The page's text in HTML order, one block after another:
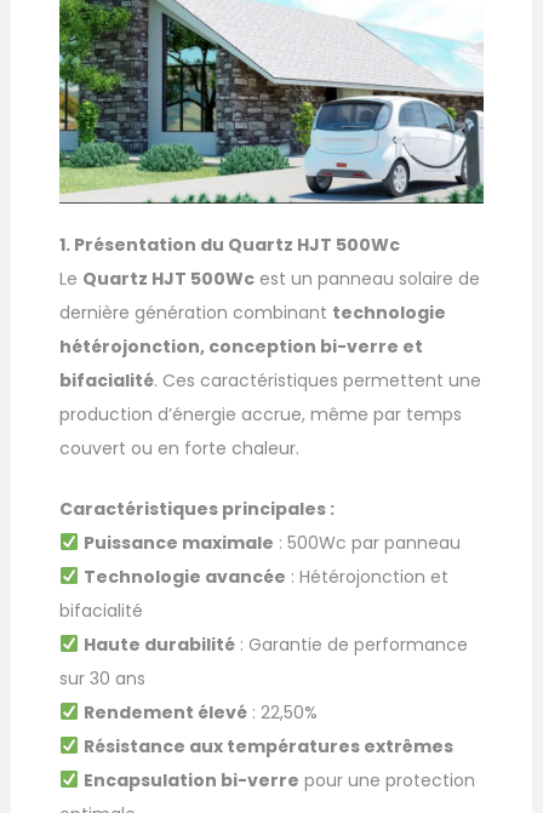
1. Présentation du Quartz HJT 500Wc
Le Quartz HJT 500Wc est un panneau solaire de
dernière génération combinant technologie
hétérojonction, conception bi-verre et
bifacialité. Ces caractéristiques permettent une
production d’énergie accrue, même par temps
couvert ou en forte chaleur.
Caractéristiques principales :
Puissance maximale : 500Wc par panneau
Technologie avancée : Hétérojonction et
bifacialité
Haute durabilité : Garantie de performance
sur 30 ans
Rendement élevé : 22,50%
Résistance aux températures extrêmes
Encapsulation bi-verre pour une protection